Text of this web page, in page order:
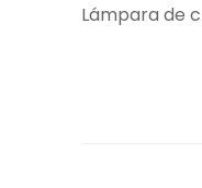
Lámpara de